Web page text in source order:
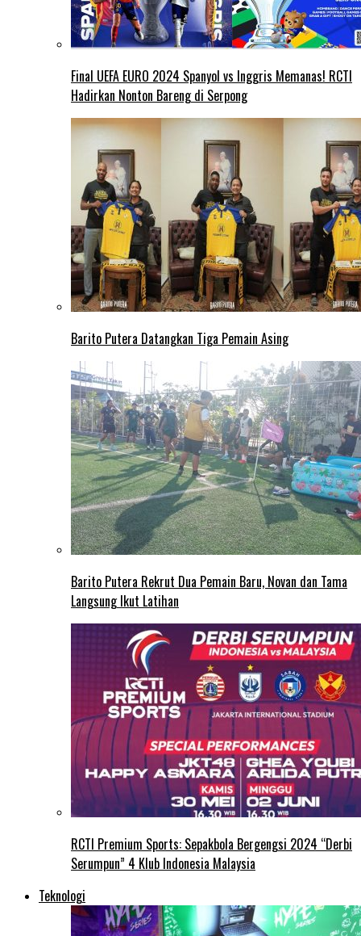
Final UEFA EURO 2024 Spanyol vs Inggris Memanas! RCTI
Hadirkan Nonton Bareng di Serpong
Barito Putera Datangkan Tiga Pemain Asing
Barito Putera Rekrut Dua Pemain Baru, Novan dan Tama
Langsung Ikut Latihan
RCTI Premium Sports: Sepakbola Bergengsi 2024 “Derbi
Serumpun” 4 Klub Indonesia Malaysia
Teknologi